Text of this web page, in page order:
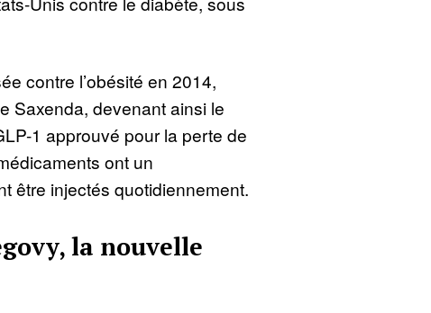
contre l’obésité en 2014,
Saxenda, devenant ainsi le
1 approuvé pour la perte de
ont un
être injectés quotidiennement.
la nouvelle